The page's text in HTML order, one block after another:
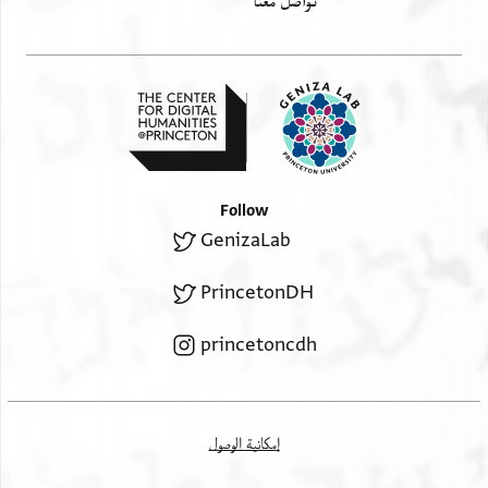
[... א]לארוס דנן אלכאתם אלפצה אלדי
[... ואלתזם] אלארוס דנן עלי נפסה אן יכון אל
[... מ]תנה ג[מ]ורה גלויה ומפורסמ[ת]
[...]א ב[מת]נה דלית בה חזרה
[...] ואס[ת]קר בינהמא שרוט
[...]א א..תת
Follow
GenizaLab
PrincetonDH
princetoncdh
إمكانية الوصول